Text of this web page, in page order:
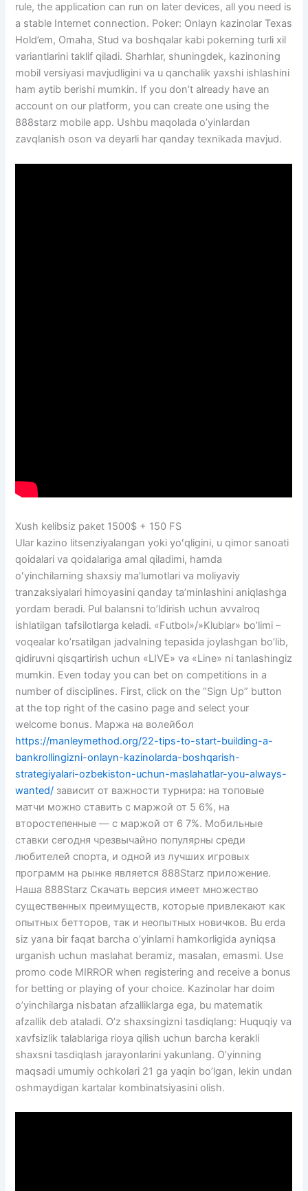
rule, the application can run on later devices, all you need is
a stable Internet connection. Poker: Onlayn kazinolar Texas
Hold’em, Omaha, Stud va boshqalar kabi pokerning turli xil
variantlarini taklif qiladi. Sharhlar, shuningdek, kazinoning
mobil versiyasi mavjudligini va u qanchalik yaxshi ishlashini
ham aytib berishi mumkin. If you don’t already have an
account on our platform, you can create one using the
888starz mobile app. Ushbu maqolada o’yinlardan
zavqlanish oson va deyarli har qanday texnikada mavjud.
Xush kelibsiz paket 1500$ + 150 FS
Ular kazino litsenziyalangan yoki yoʻqligini, u qimor sanoati
qoidalari va qoidalariga amal qiladimi, hamda
oʻyinchilarning shaxsiy maʼlumotlari va moliyaviy
tranzaksiyalari himoyasini qanday taʼminlashini aniqlashga
yordam beradi. Pul balansni to’ldirish uchun avvalroq
ishlatilgan tafsilotlarga keladi. «Futbol»/»Klublar» bo’limi –
voqealar ko’rsatilgan jadvalning tepasida joylashgan bo’lib,
qidiruvni qisqartirish uchun «LIVE» va «Line» ni tanlashingiz
mumkin. Even today you can bet on competitions in a
number of disciplines. First, click on the “Sign Up” button
at the top right of the casino page and select your
welcome bonus. Маржа на волейбол
https://manleymethod.org/22-tips-to-start-building-a-
bankrollingizni-onlayn-kazinolarda-boshqarish-
strategiyalari-ozbekiston-uchun-maslahatlar-you-always-
wanted/ зависит от важности турнира: на топовые
матчи можно ставить с маржой от 5 6%, на
второстепенные — с маржой от 6 7%. Мобильные
ставки сегодня чрезвычайно популярны среди
любителей спорта, и одной из лучших игровых
программ на рынке является 888Starz приложение.
Наша 888Starz Скачать версия имеет множество
существенных преимуществ, которые привлекают как
опытных бетторов, так и неопытных новичков. Bu erda
siz yana bir faqat barcha o’yinlarni hamkorligida ayniqsa
urganish uchun maslahat beramiz, masalan, emasmi. Use
promo code MIRROR when registering and receive a bonus
for betting or playing of your choice. Kazinolar har doim
o’yinchilarga nisbatan afzalliklarga ega, bu matematik
afzallik deb ataladi. O’z shaxsingizni tasdiqlang: Huquqiy va
xavfsizlik talablariga rioya qilish uchun barcha kerakli
shaxsni tasdiqlash jarayonlarini yakunlang. O’yinning
maqsadi umumiy ochkolari 21 ga yaqin bo’lgan, lekin undan
oshmaydigan kartalar kombinatsiyasini olish.